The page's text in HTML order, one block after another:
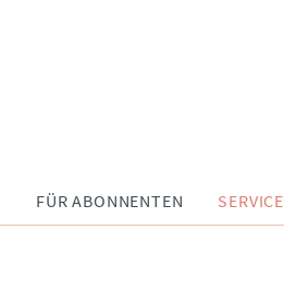
FÜR ABONNENTEN SERVICE